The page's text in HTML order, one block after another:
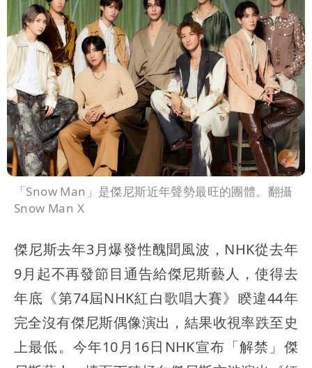
「Snow Man」是傑尼斯近年聲勢最旺的團體。翻攝
Snow Man X
傑尼斯去年3月爆發性醜聞風波，NHK從去年
9月起不再發節目通告給傑尼斯藝人，使得去
年底《第74屆NHK紅白歌唱大賽》睽違44年
完全沒有傑尼斯偶像演出，結果收視率跌至史
上最低。今年10月16日NHK宣布「解禁」傑